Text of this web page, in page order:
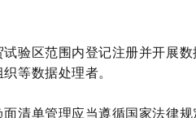
验区范围内登记注册并开展
等数据处理者。
面清单管理应当遵循国家法律